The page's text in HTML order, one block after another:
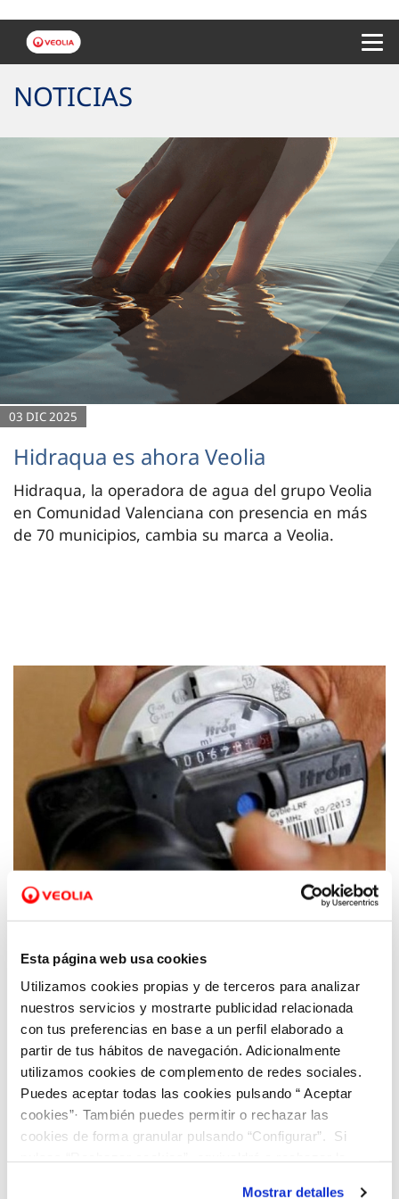
Esta página web usa cookies
Utilizamos cookies propias y de terceros para analizar
nuestros servicios y mostrarte publicidad relacionada
con tus preferencias en base a un perfil elaborado a
partir de tus hábitos de navegación. Adicionalmente
utilizamos cookies de complemento de redes sociales.
Puedes aceptar todas las cookies pulsando “ Aceptar
cookies”· También puedes permitir o rechazar las
cookies de forma granular pulsando “Configurar”. Si
Mostrar detalles
NOTICIAS
03 DIC 2025
Hidraqua es ahora Veolia
Hidraqua, la operadora de agua del grupo Veolia
en Comunidad Valenciana con presencia en más
de 70 municipios, cambia su marca a Veolia.
21 OCT 2024
premia a Cetaqua Comunitat Valenciana,
Hidraqua y Milmoh por su solución
tecnológica para identificar las viviendas
turísticas no registradas